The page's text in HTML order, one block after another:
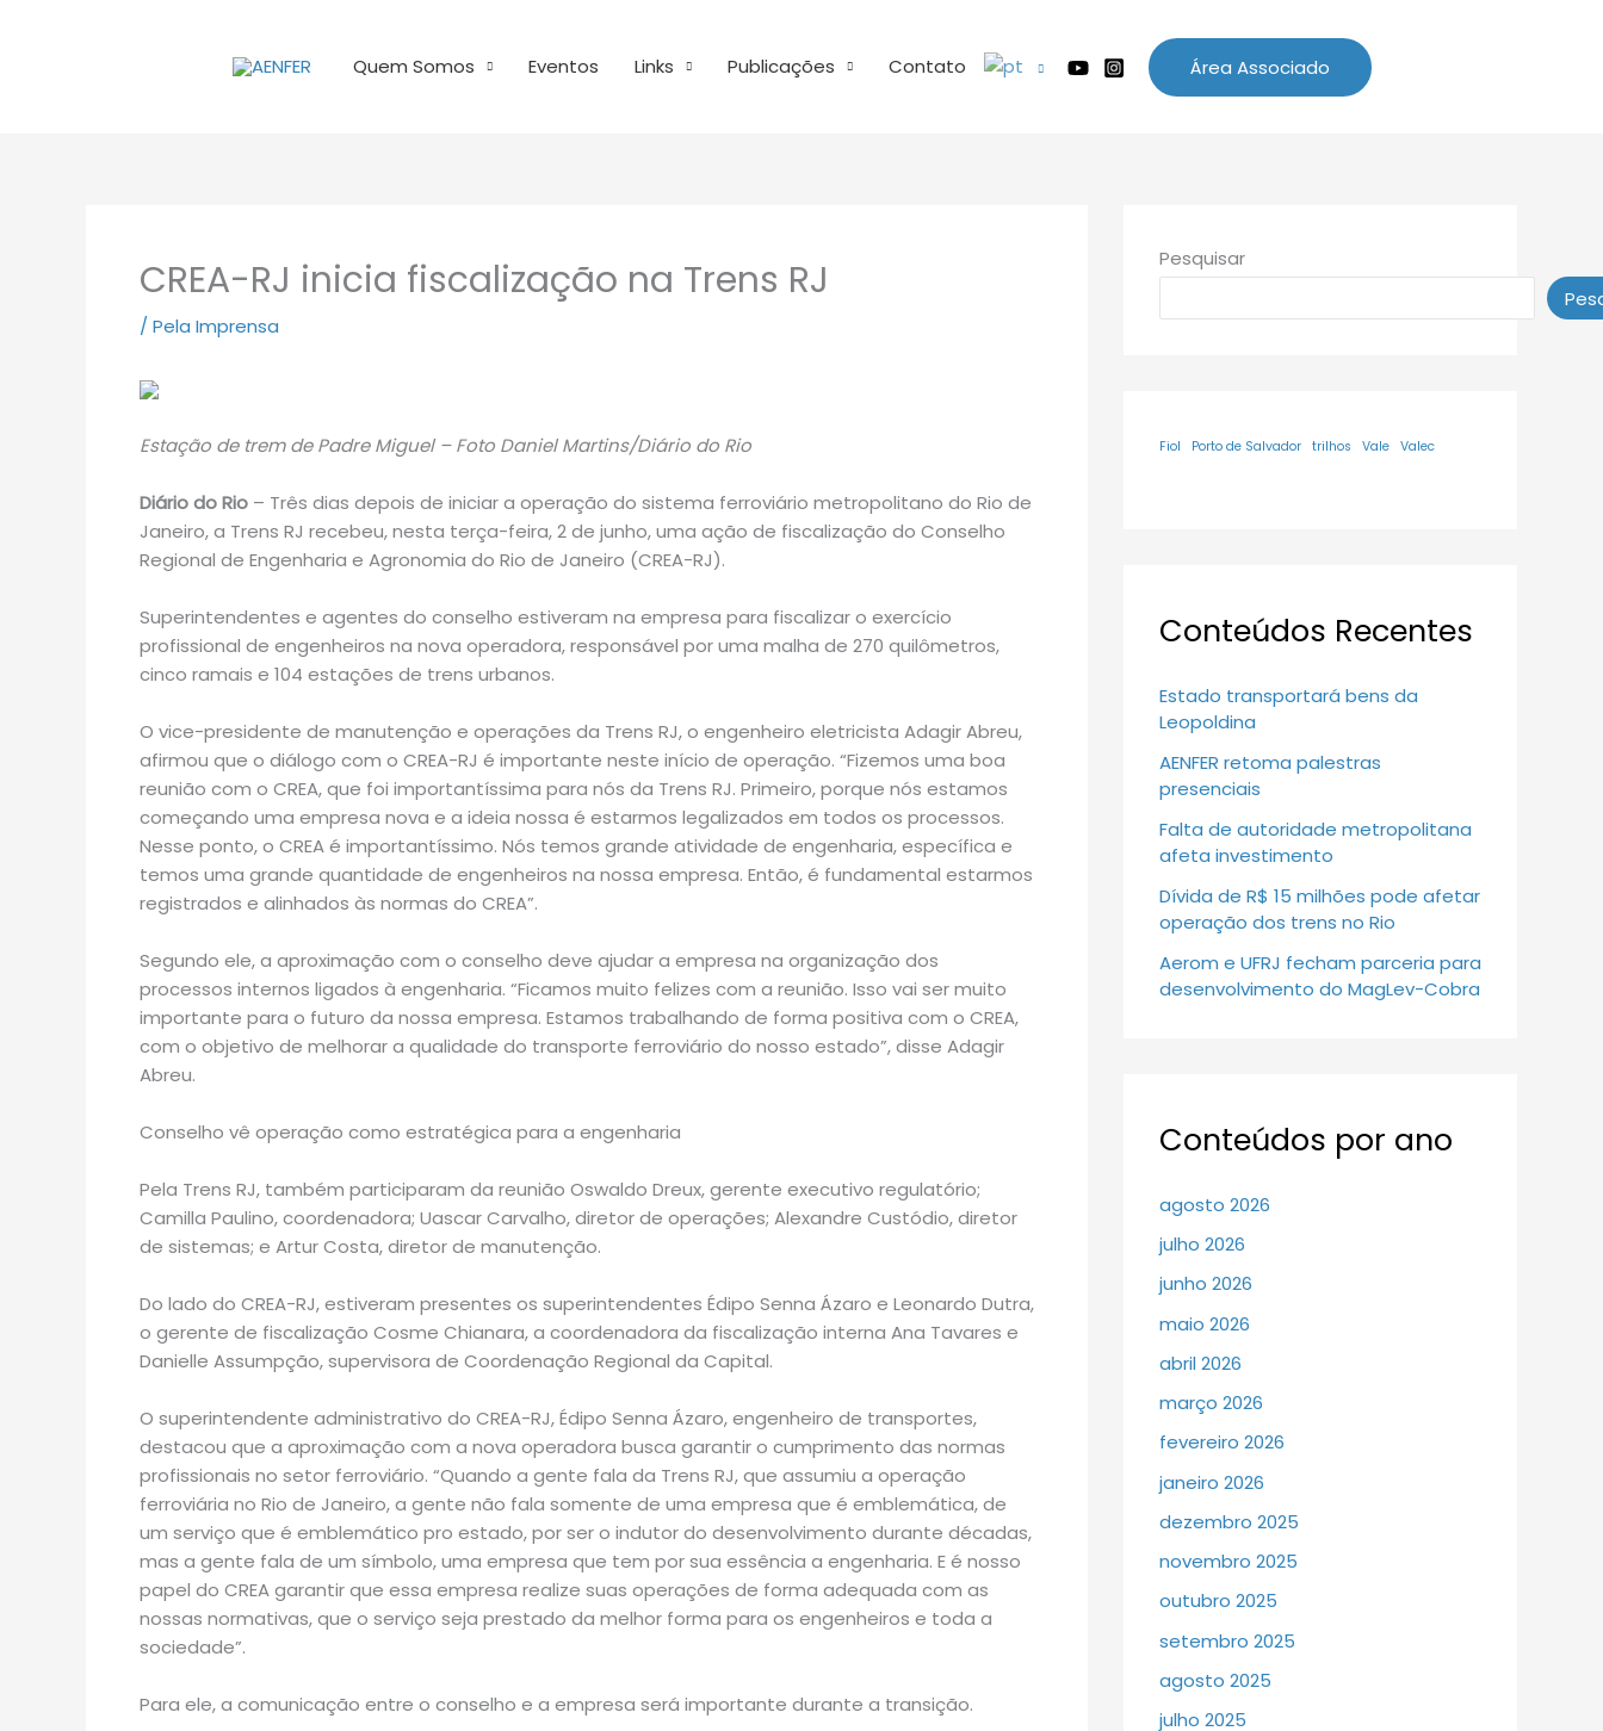
Quem Somos Eventos Links Publicações Contato Área Associado
CREA-RJ inicia fiscalização na Trens RJ
/ Pela Imprensa
Estação de trem de Padre Miguel – Foto Daniel Martins/Diário do Rio
Diário do Rio – Três dias depois de iniciar a operação do sistema ferroviário metropolitano do Rio de
Janeiro, a Trens RJ recebeu, nesta terça-feira, 2 de junho, uma ação de fiscalização do Conselho
Regional de Engenharia e Agronomia do Rio de Janeiro (CREA-RJ).
Superintendentes e agentes do conselho estiveram na empresa para fiscalizar o exercício
profissional de engenheiros na nova operadora, responsável por uma malha de 270 quilômetros,
cinco ramais e 104 estações de trens urbanos.
O vice-presidente de manutenção e operações da Trens RJ, o engenheiro eletricista Adagir Abreu,
afirmou que o diálogo com o CREA-RJ é importante neste início de operação. “Fizemos uma boa
reunião com o CREA, que foi importantíssima para nós da Trens RJ. Primeiro, porque nós estamos
começando uma empresa nova e a ideia nossa é estarmos legalizados em todos os processos.
Nesse ponto, o CREA é importantíssimo. Nós temos grande atividade de engenharia, específica e
temos uma grande quantidade de engenheiros na nossa empresa. Então, é fundamental estarmos
registrados e alinhados às normas do CREA”.
Segundo ele, a aproximação com o conselho deve ajudar a empresa na organização dos
processos internos ligados à engenharia. “Ficamos muito felizes com a reunião. Isso vai ser muito
importante para o futuro da nossa empresa. Estamos trabalhando de forma positiva com o CREA,
com o objetivo de melhorar a qualidade do transporte ferroviário do nosso estado”, disse Adagir
Abreu.
Conselho vê operação como estratégica para a engenharia
Pela Trens RJ, também participaram da reunião Oswaldo Dreux, gerente executivo regulatório;
Camilla Paulino, coordenadora; Uascar Carvalho, diretor de operações; Alexandre Custódio, diretor
de sistemas; e Artur Costa, diretor de manutenção.
Do lado do CREA-RJ, estiveram presentes os superintendentes Édipo Senna Ázaro e Leonardo Dutra,
o gerente de fiscalização Cosme Chianara, a coordenadora da fiscalização interna Ana Tavares e
Danielle Assumpção, supervisora de Coordenação Regional da Capital.
O superintendente administrativo do CREA-RJ, Édipo Senna Ázaro, engenheiro de transportes,
destacou que a aproximação com a nova operadora busca garantir o cumprimento das normas
profissionais no setor ferroviário. “Quando a gente fala da Trens RJ, que assumiu a operação
ferroviária no Rio de Janeiro, a gente não fala somente de uma empresa que é emblemática, de
um serviço que é emblemático pro estado, por ser o indutor do desenvolvimento durante décadas,
mas a gente fala de um símbolo, uma empresa que tem por sua essência a engenharia. E é nosso
papel do CREA garantir que essa empresa realize suas operações de forma adequada com as
nossas normativas, que o serviço seja prestado da melhor forma para os engenheiros e toda a
sociedade”.
Para ele, a comunicação entre o conselho e a empresa será importante durante a transição.
Pesquisar
Fiol Porto de Salvador trilhos Vale Valec
Conteúdos Recentes
Estado transportará bens da
Leopoldina
AENFER retoma palestras
presenciais
Falta de autoridade metropolitana
afeta investimento
Dívida de R$ 15 milhões pode afetar
operação dos trens no Rio
Aerom e UFRJ fecham parceria para
desenvolvimento do MagLev-Cobra
Conteúdos por ano
agosto 2026
julho 2026
junho 2026
maio 2026
abril 2026
março 2026
fevereiro 2026
janeiro 2026
dezembro 2025
novembro 2025
outubro 2025
setembro 2025
agosto 2025
julho 2025